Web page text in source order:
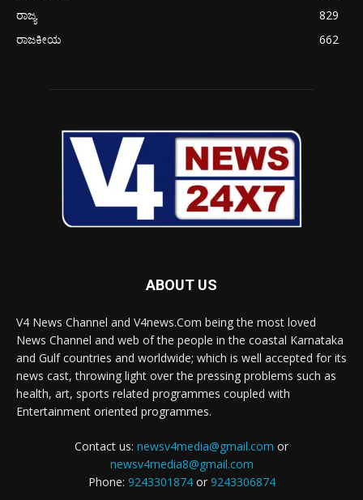
ರಾಜ್ಯ
829
ರಾಜಕೀಯ
662
ABOUT US
V4 News Channel and V4news.Com being the most loved
News Channel and web of the people in the coastal Karnataka
and Gulf countries and worldwide; which is well accepted for its
news cast, throwing light over the pressing problems such as
health, art, sports related programmes coupled with
Entertainment oriented programmes.
Contact us: newsv4media@gmail.com or
newsv4media8@gmail.com
Phone: 9243301874or 9243306874